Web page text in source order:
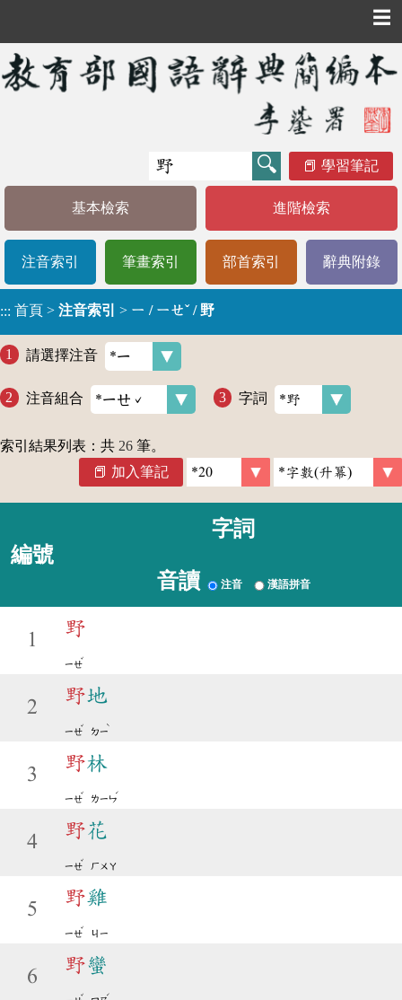
☰
學習筆記
基本檢索 進階檢索
注音索引 筆畫索引 部首索引 辭典附錄
::: 首頁 > 注音索引 > ㄧ / ㄧㄝˇ / 野
請選擇注音
注音組合 字詞
索引結果列表：共 26 筆。
加入筆記
編號
字詞
音讀 注音 漢語拼音
1
野
ㄧㄝ
ˇ
2
野地
ㄧㄝ
ˇ
ㄉㄧ
ˋ
3
野林
ㄧㄝ
ˇ
ㄌㄧㄣ
ˊ
4
野花
ㄧㄝ
ˇ
ㄏㄨㄚ
5
野雞
ㄧㄝ
ˇ
ㄐㄧ
6
野蠻
ˇ ˊ